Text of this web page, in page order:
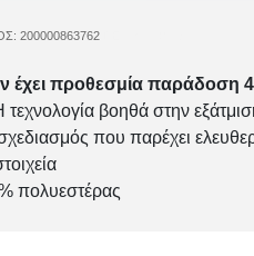
200000863762
έχει προθεσμία παράδοση
βοηθά στην
που παρέχει
πολυεστέρας